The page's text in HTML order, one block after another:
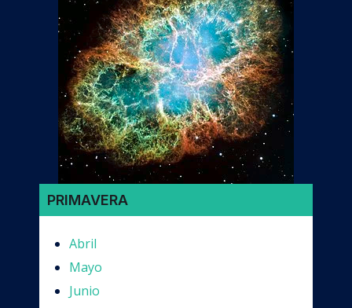
PRIMAVERA
Abril
Mayo
Junio